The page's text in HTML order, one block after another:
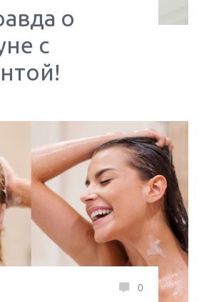
о
с
0